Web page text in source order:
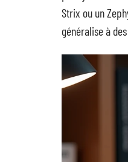
Strix ou un
généralise à